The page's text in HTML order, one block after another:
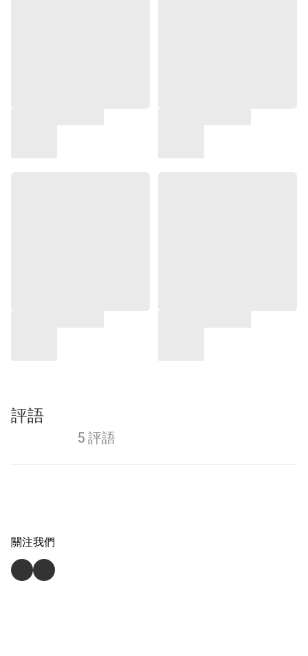
評語
5 評語
關注我們